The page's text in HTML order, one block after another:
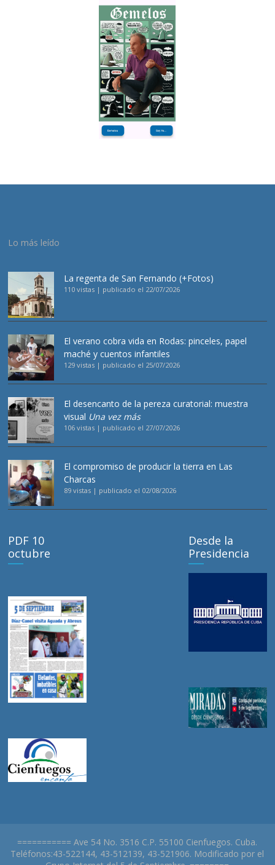
Lo más leído
La regenta de San Fernando (+Fotos)
110 vistas | publicado el 22/07/2026
El verano cobra vida en Rodas: pinceles, papel
maché y cuentos infantiles
129 vistas | publicado el 25/07/2026
El desencanto de la pereza curatorial: muestra
visual Una vez más
106 vistas | publicado el 27/07/2026
El compromiso de producir la tierra en Las
Charcas
89 vistas | publicado el 02/08/2026
PDF 10
octubre
Desde la
Presidencia
=========== Ave 54 No. 3516 C.P. 55100 Cienfuegos. Cuba.
Teléfonos:43-522144, 43-512139, 43-521906. Modificado por el